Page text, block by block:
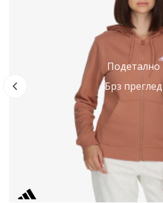
Подетално
Брз преглед